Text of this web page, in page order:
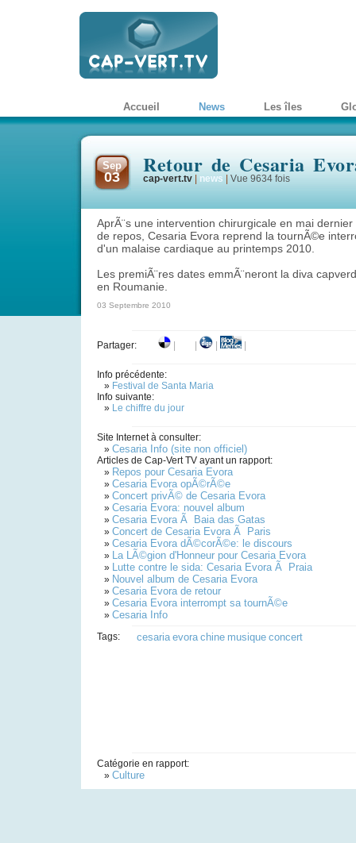
Accueil News Les îles
Sep
03 Retour de Cesaria
cap-vert.tv news Vue 9634 fois
AprÃ¨s une intervention chirurgicale en mai
de repos, Cesaria Evora reprend la tournÃ©e
d'un malaise cardiaque au printemps 2010.
Les premiÃ¨res dates emmÃ¨neront la diva
en Roumanie.
03 Septembre 2010
Partager:
Info précédente:
» Festival de Santa Maria
Info suivante:
» Le chiffre du jour
Site Internet à consulter:
» Cesaria Info (site non officiel)
Articles de Cap-Vert TV ayant un rapport:
» Repos pour Cesaria Evora
» Cesaria Evora opÃ©rÃ©e
» Concert privÃ© de Cesaria Evora
» Cesaria Evora: nouvel album
» Cesaria Evora Ã Baia das Gatas
» Concert de Cesaria Evora Ã Paris
» Cesaria Evora dÃ©corÃ©e: le discours
» La LÃ©gion d'Honneur pour Cesaria Evora
» Lutte contre le sida: Cesaria Evora Ã Praia
» Nouvel album de Cesaria Evora
» Cesaria Evora de retour
» Cesaria Evora interrompt sa tournÃ©e
» Cesaria Info
Tags: cesaria evora chine musique concert
Catégorie en rapport:
» Culture